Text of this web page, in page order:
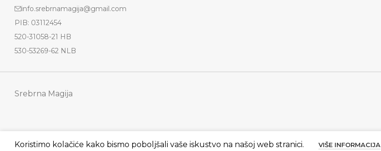
info.srebrnamagija@gmail.com
PIB: 03112454
520-31058-21 HB
530-53269-62 NLB
Srebrna Magija
Koristimo kolačiće kako bismo poboljšali vaše iskustvo na našoj web stranici. VIŠE INFORMACIJA